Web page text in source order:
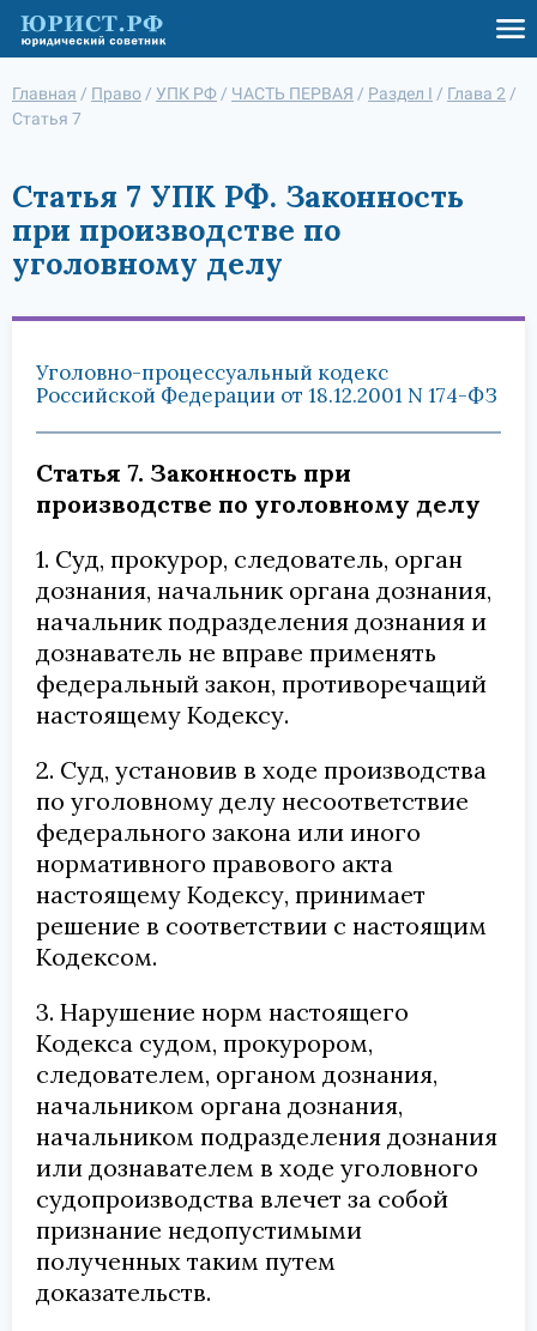
Главная / Право / УПК РФ / ЧАСТЬ ПЕРВАЯ / Раздел I / Глава 2 /
Статья 7
Статья 7 УПК РФ. Законность
при производстве по
уголовному делу
Уголовно-процессуальный кодекс
Российской Федерации от 18.12.2001 N 174-ФЗ
Статья 7. Законность при
производстве по уголовному делу
1. Суд, прокурор, следователь, орган
дознания, начальник органа дознания,
начальник подразделения дознания и
дознаватель не вправе применять
федеральный закон, противоречащий
настоящему Кодексу.
2. Суд, установив в ходе производства
по уголовному делу несоответствие
федерального закона или иного
нормативного правового акта
настоящему Кодексу, принимает
решение в соответствии с настоящим
Кодексом.
3. Нарушение норм настоящего
Кодекса судом, прокурором,
следователем, органом дознания,
начальником органа дознания,
начальником подразделения дознания
или дознавателем в ходе уголовного
судопроизводства влечет за собой
признание недопустимыми
полученных таким путем
доказательств.